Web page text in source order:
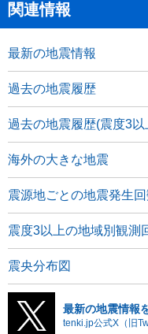
関連情報
最新の地震情報
過去の地震履歴
過去の地震履歴(震度3以
海外の大きな地震
震源地ごとの地震発生回
震度3以上の地域別観測
震央分布図
最新の地震情報
tenki.jp公式X（旧